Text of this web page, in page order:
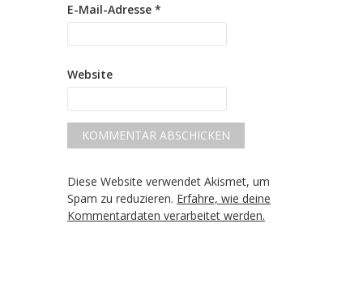
E-Mail-Adresse *
Website
Diese Website verwendet Akismet, um
Spam zu reduzieren. Erfahre, wie deine
Kommentardaten verarbeitet werden.